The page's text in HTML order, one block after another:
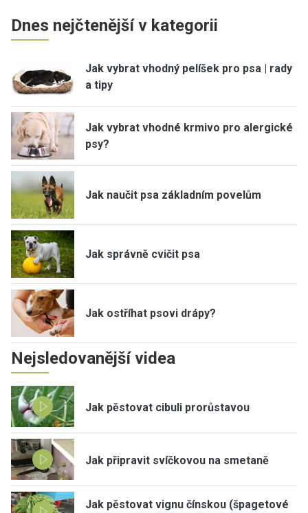
Dnes nejčtenější v kategorii
Jak vybrat vhodný pelíšek pro psa | rady
a tipy
Jak vybrat vhodné krmivo pro alergické
psy?
Jak naučit psa základním povelům
Jak správně cvičit psa
Jak ostříhat psovi drápy?
Nejsledovanější videa
Jak pěstovat cibuli prorůstavou
Jak připravit svíčkovou na smetaně
Jak pěstovat vignu čínskou (špagetové